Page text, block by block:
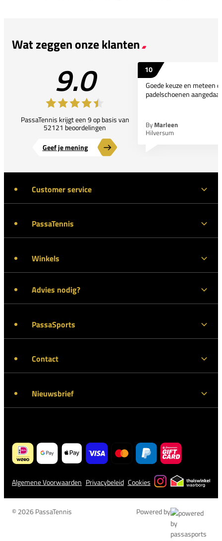
Wat zeggen onze klanten
9.0
PassaTennis krijgt een 9 op basis van
52121 beoordelingen
Geef je mening
10
Goede keuze en meteen
padelschoenen
By Marleen
Hilversum
Customer service
PassaTennis
Winkels
Advies nodig?
PassaSports
Contact
Nieuwsbrief
Algemene Voorwaarden Privacybeleid Cookies
© 2026 PassaTennis Powered by